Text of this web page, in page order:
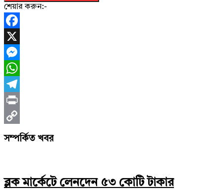
শেয়ার করুন:-
Facebook
X
Messenger
WhatsApp
Telegram
Print
Copy
সম্পর্কিত খবর
ব্লক মার্কেটে লেনদেন ৫৩ কোটি টাকার